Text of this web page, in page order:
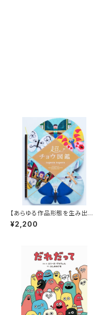
【あらゆる作品形態を生み出すt
upera tuperaの中でも丈太郎
的に好きなジャンル！】『超チョウ
¥2,200